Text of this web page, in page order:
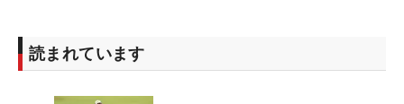
読まれています